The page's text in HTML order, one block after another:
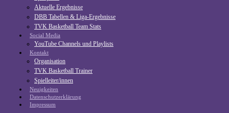
Aktuelle Ergebnisse
DBB Tabellen & Liga-Ergebnisse
TVK Basketball Team Stats
Social Media
YouTube Channels und Playlists
Kontakt
Organisation
TVK Basketball Trainer
Spielleiter/innen
Neuigkeiten
Datenschutzerklärung
Impressum